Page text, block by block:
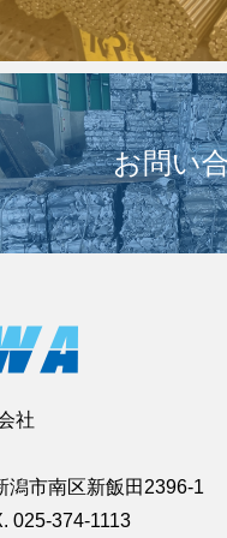
お問い
社
潟市南区新飯田2396-1
025-374-1113